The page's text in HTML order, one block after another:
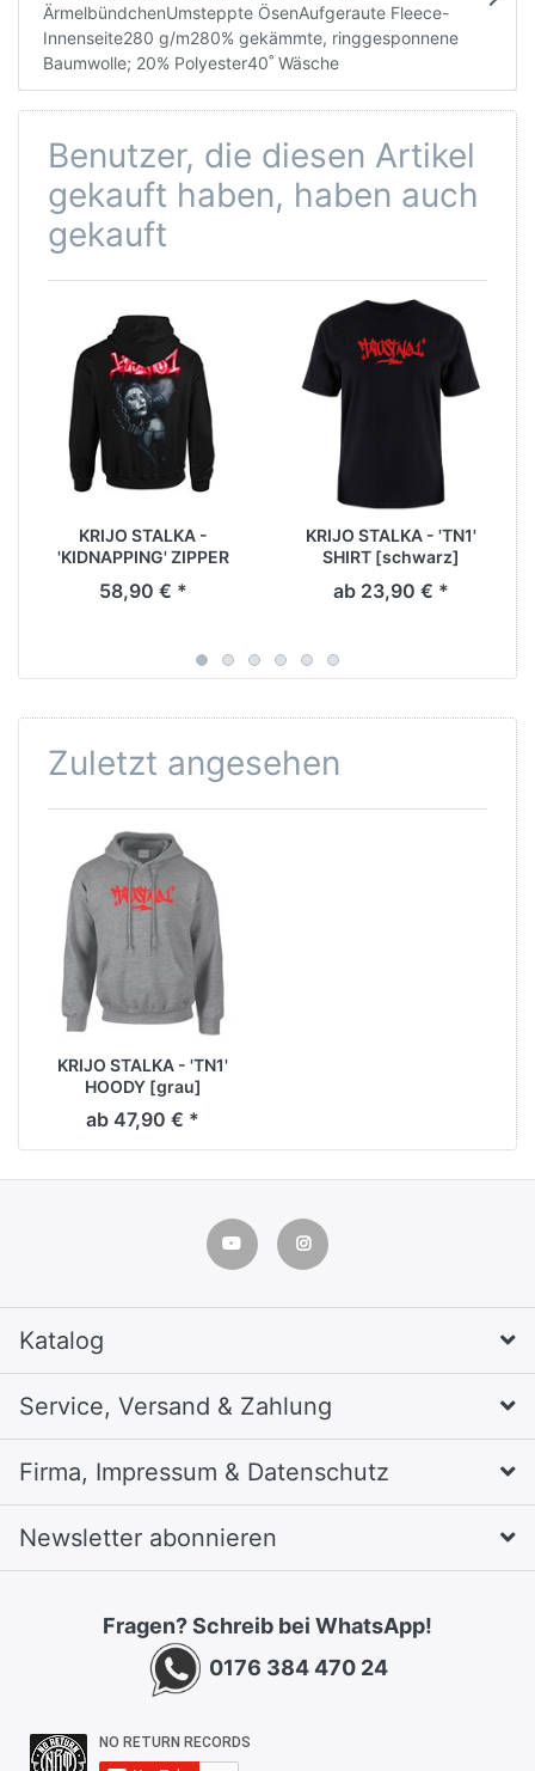
ÄrmelbündchenUmsteppte ÖsenAufgeraute Fleece-
Innenseite280 g/m280% gekämmte, ringgesponnene
Baumwolle; 20% Polyester40˚ Wäsche
Benutzer, die diesen Artikel
gekauft haben, haben auch
gekauft
KRIJO STALKA -
'KIDNAPPING' ZIPPER
58,90 € *
KRIJO STALKA - 'TN1'
SHIRT [schwarz]
ab 23,90 € *
Zuletzt angesehen
KRIJO STALKA - 'TN1'
HOODY [grau]
ab 47,90 € *
Katalog
Service, Versand & Zahlung
Firma, Impressum & Datenschutz
Newsletter abonnieren
Fragen? Schreib bei WhatsApp!
0176 384 470 24